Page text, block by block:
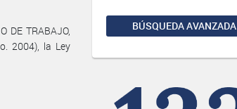
BÚSQUEDA AVANZADA
DE TRABAJO,
2004), la Ley